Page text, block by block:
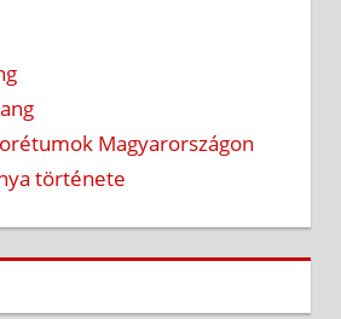
Magyarországon
története